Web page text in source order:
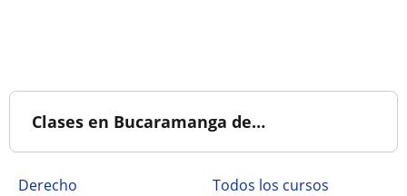
Clases en Bucaramanga de…
Derecho Todos los cursos